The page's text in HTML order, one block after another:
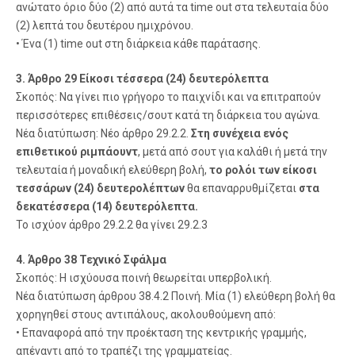
ανώτατο όριο δύο (2) από αυτά τα time out στα τελευταία δύο
(2) λεπτά του δευτέρου ημιχρόνου.
• Ένα (1) time out στη διάρκεια κάθε παράτασης.
3. Άρθρο 29 Είκοσι τέσσερα (24) δευτερόλεπτα
Σκοπός: Να γίνει πιο γρήγορο το παιχνίδι και να επιτραπούν
περισσότερες επιθέσεις/σουτ κατά τη διάρκεια του αγώνα.
Νέα διατύπωση: Νέο άρθρο 29.2.2. Στη συνέχεια ενός
επιθετικού ριμπάουντ, μετά από σουτ για καλάθι ή μετά την
τελευταία ή μοναδική ελεύθερη βολή, το ρολόι των είκοσι
τεσσάρων (24) δευτερολέπτωνθα επαναρρυθμίζεται στα
δεκατέσσερα (14) δευτερόλεπτα.
Το ισχύον άρθρο 29.2.2 θα γίνει 29.2.3
4. Άρθρο 38 Τεχνικό Σφάλμα
Σκοπός: Η ισχύουσα ποινή θεωρείται υπερβολική.
Νέα διατύπωση άρθρου 38.4.2 Ποινή. Μία (1) ελεύθερη βολή θα
χορηγηθεί στους αντιπάλους, ακολουθούμενη από:
• Επαναφορά από την προέκταση της κεντρικής γραμμής,
απέναντι από το τραπέζι της γραμματείας.